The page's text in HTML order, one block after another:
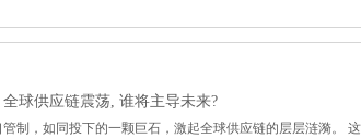
球供应链震荡, 谁将主导未来?
制，如同投下的一颗巨石，激起全球供应链的层层涟漪。